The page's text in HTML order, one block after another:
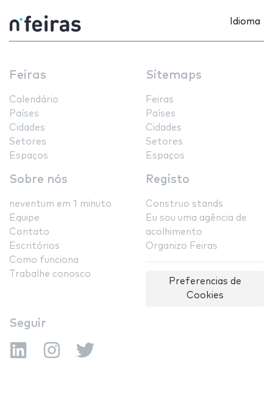
Idioma
Feiras
Calendário
Países
Cidades
Setores
Espaços
Sitemaps
Feiras
Países
Cidades
Setores
Espaços
Sobre nós
neventum em 1 minuto
Equipe
Contato
Escritórios
Como funciona
Trabalhe conosco
Registo
Construo stands
Eu sou uma agência de
acolhimento
Organizo Feiras
Preferencias de
Cookies
Seguir